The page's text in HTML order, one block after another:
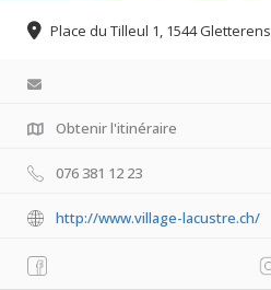
Place du Tilleul 1, 1544 Gletterens
Obtenir l'itinéraire
076 381 12 23
http://www.village-lacustre.ch/